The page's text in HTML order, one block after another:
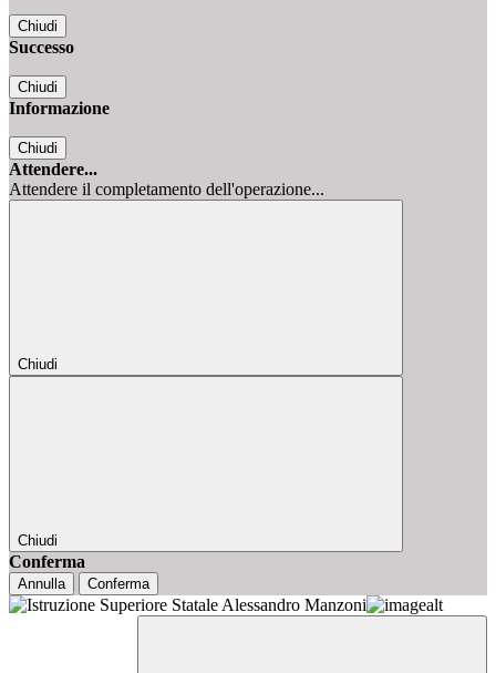
Chiudi
Successo
Chiudi
Informazione
Chiudi
Attendere...
Attendere il completamento dell'operazione...
Chiudi
Chiudi
Conferma
Annulla Conferma